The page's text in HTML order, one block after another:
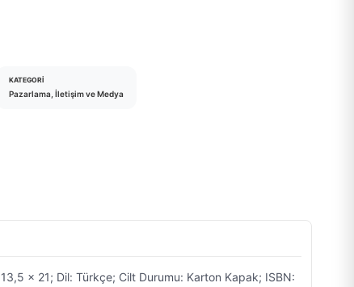
KATEGORI
Pazarlama, İletişim ve Medya
x 21; Dil: Türkçe; Cilt Durumu: Karton Kapak; ISBN: